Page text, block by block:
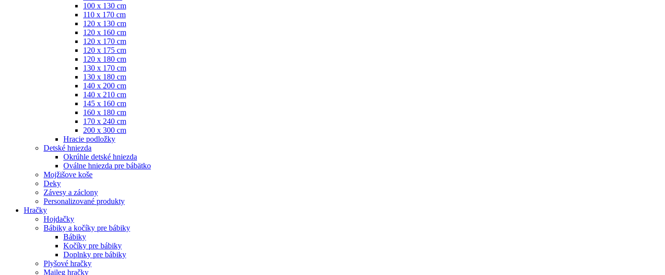
100 x 130 cm
110 x 170 cm
120 x 130 cm
120 x 160 cm
120 x 170 cm
120 x 175 cm
120 x 180 cm
130 x 170 cm
130 x 180 cm
140 x 200 cm
140 x 210 cm
145 x 160 cm
160 x 180 cm
170 x 240 cm
200 x 300 cm
Hracie podložky
Detské hniezda
Okrúhle detské hniezda
Oválne hniezda pre bábätko
Mojžišove koše
Deky
Závesy a záclony
Personalizované produkty
Hračky
Hojdačky
Bábiky a kočíky pre bábiky
Bábiky
Kočíky pre bábiky
Doplnky pre bábiky
Plyšové hračky
Maileg hračky